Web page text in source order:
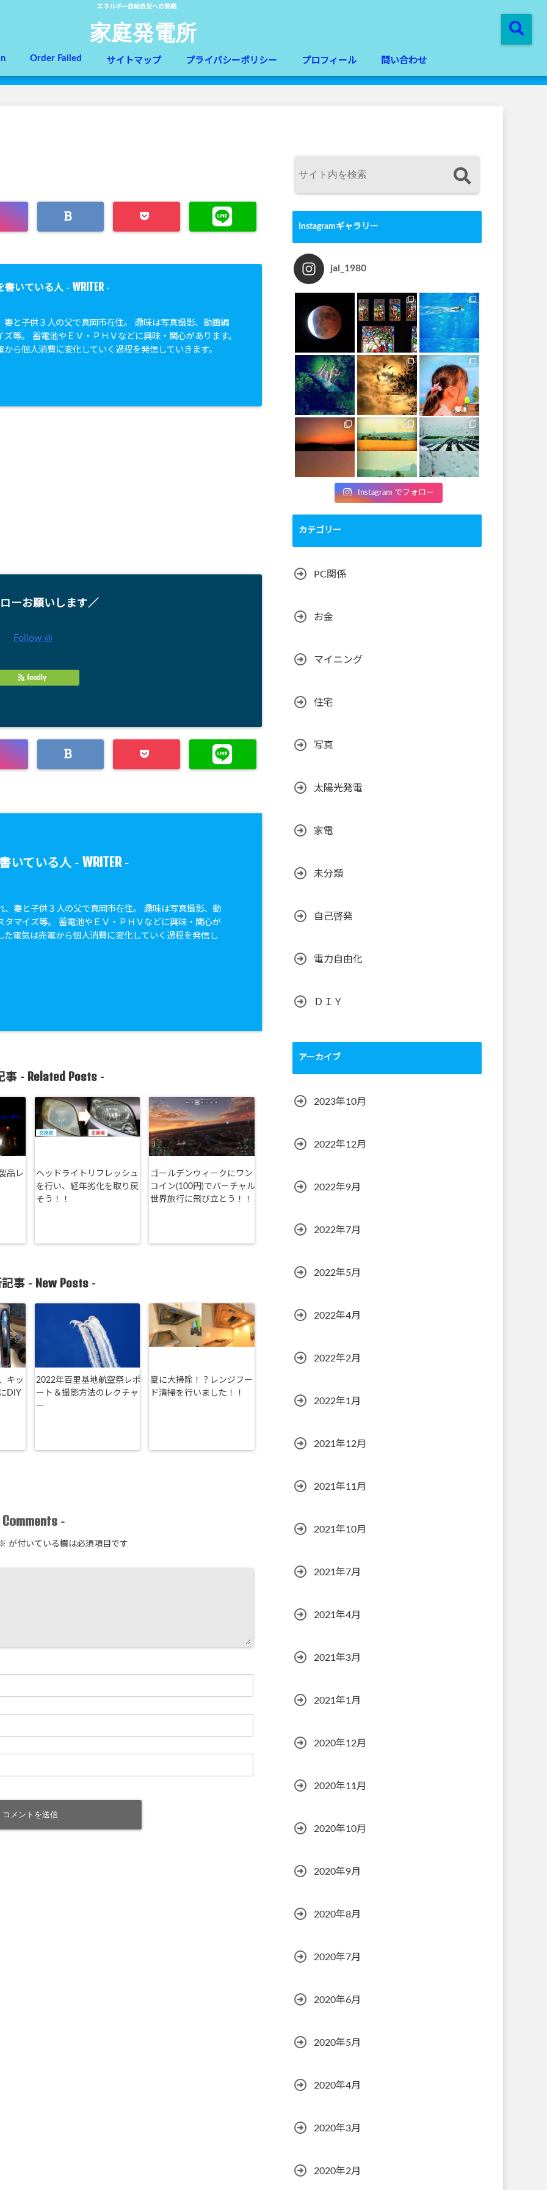
エネルギー自給自足への挑戦
家庭発電所
Order Failed サイトマップ プライバシーポリシー プロフィール 問い合わせ
書いている人 - WRITER -
妻と子供３人の父で真岡市在住。 趣味は写真撮影、動画編
ズ等。 蓄電池やＥＶ・ＰＨＶなどに興味・関心があります。
から個人消費に変化していく過程を発信していきます。
ーお願いします／
Follow @
feedly
いている人 - WRITER-
、妻と子供３人の父で真岡市在住。 趣味は写真撮影、動
タマイズ等。 蓄電池やＥＶ・ＰＨＶなどに興味・関心が
た電気は売電から個人消費に変化していく過程を発信し
事 - Related Posts-
品レ
ヘッドライトリフレッシュ
を行い、経年劣化を取り戻
そう！！
ゴールデンウィークにワン
コイン(100円)でバーチャル
世界旅行に飛び立とう！！
事 - New Posts -
キッ
DIY
2022年百里基地航空祭レポ
ート＆撮影方法のレクチャ
ー
夏に大掃除！？レンジフー
ド清掃を行いました！！
Comments -
が付いている欄は必須項目です
Instagramギャラリー
jal_1980
Instagram でフォロー
カテゴリー
PC関係
お金
マイニング
住宅
写真
太陽光発電
家電
未分類
自己啓発
電力自由化
ＤＩＹ
アーカイブ
2023年10月
2022年12月
2022年9月
2022年7月
2022年5月
2022年4月
2022年2月
2022年1月
2021年12月
2021年11月
2021年10月
2021年7月
2021年4月
2021年3月
2021年1月
2020年12月
2020年11月
2020年10月
2020年9月
2020年8月
2020年7月
2020年6月
2020年5月
2020年4月
2020年3月
2020年2月